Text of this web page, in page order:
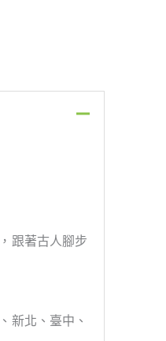
跟著古人腳步
新北、臺中、